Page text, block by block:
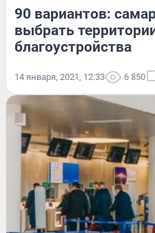
90 вариантов:
выбрать
благоустройства
14 января, 2021, 12:33 6 850